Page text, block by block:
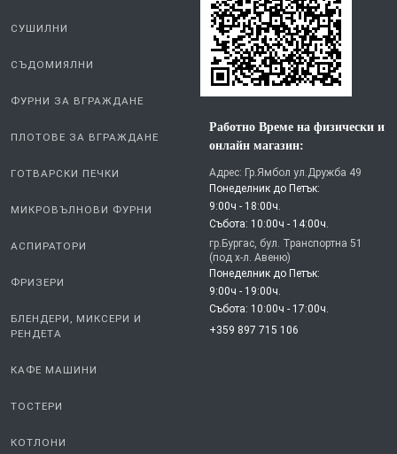
СУШИЛНИ
СЪДОМИЯЛНИ
ФУРНИ ЗА ВГРАЖДАНЕ
ПЛОТОВЕ ЗА ВГРАЖДАНЕ
ГОТВАРСКИ ПЕЧКИ
МИКРОВЪЛНОВИ ФУРНИ
АСПИРАТОРИ
ФРИЗЕРИ
БЛЕНДЕРИ, МИКСЕРИ И
РЕНДЕТА
КАФЕ МАШИНИ
ТОСТЕРИ
КОТЛОНИ
Работно Време на физически и
онлайн магазин:
Адрес: Гр.Ямбол ул.Дружба 49
Понеделник до Петък:
9:00ч - 18:00ч.
Събота: 10:00ч - 14:00ч.
гр.Бургас, бул. Транспортна 51
(под х-л. Авеню)
Понеделник до Петък:
9:00ч - 19:00ч.
Събота: 10:00ч - 17:00ч.
+359 897 715 106